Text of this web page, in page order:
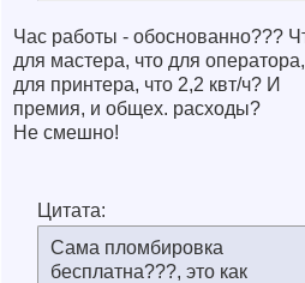
Час работы - обоснованно???
для мастера, что для
для принтера, что 2,2 квт/ч? И
премия, и общех. расходы?
Не смешно!
Цитата:
Сама пломбировка
бесплатна???, это как